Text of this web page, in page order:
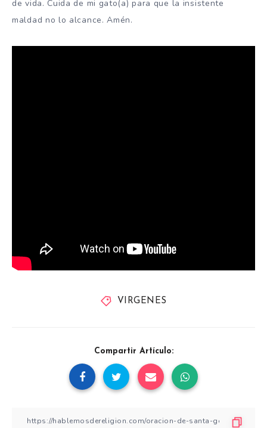
de vida. Cuida de mi gato(a) para que la insistente
maldad no lo alcance. Amén.
VIRGENES
Compartir Artículo: